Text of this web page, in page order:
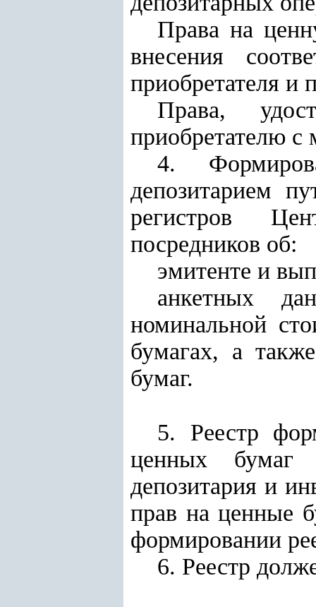
Права на
внесения
приобретателя и
Права,
приобретателю с
4.
депозитарием
регистров
посредников об:
эмитенте и
анкетных
номинальной
бумагах, а
бумаг.
5. Реестр
ценных
депозитария и
прав на ценные
формировании
6. Реестр